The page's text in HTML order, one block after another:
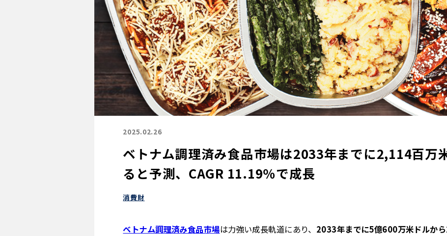
2025.02.26
ベトナム調理済み食品市場は2033年までに2,114百万
ると予測、CAGR 11.19％で成長
消費財
ベトナム調理済み食品市場は力強い成長軌道にあり、 2033年までに5億600万米ドルか